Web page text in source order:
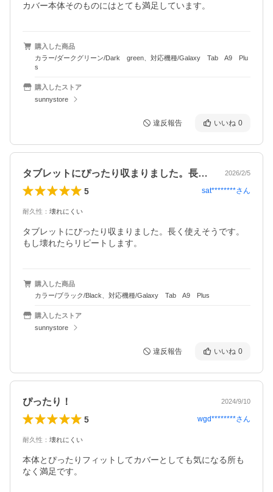
カバー本体そのものにはとても満足しています。
購入した商品
カラー/ダークグリーン/Dark green、対応機種/Galaxy Tab A9 Plu
s
購入したストア
sunnystore
違反報告 いいね 0
タブレットにぴったり収まりました。長く… 2026/2/5
5 sat********さん
耐久性 ： 壊れにくい
タブレットにぴったり収まりました。長く使えそうです。
もし壊れたらリピートします。
購入した商品
カラー/ブラック/Black、対応機種/Galaxy Tab A9 Plus
購入したストア
sunnystore
違反報告 いいね 0
ぴったり！ 2024/9/10
5 wgd********さん
耐久性 ： 壊れにくい
本体とぴったりフィットしてカバーとしても気になる所も
なく満足です。